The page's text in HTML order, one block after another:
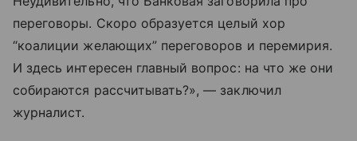
переговоры. Скоро образуется целый хор
“коалиции желающих” переговоров и перемирия.
И здесь интересен главный вопрос: на что же они
собираются рассчитывать?», — заключил
журналист.